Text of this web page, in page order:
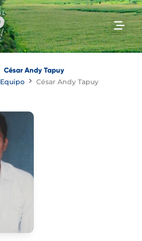
César Andy Tapuy
Equipo César Andy Tapuy